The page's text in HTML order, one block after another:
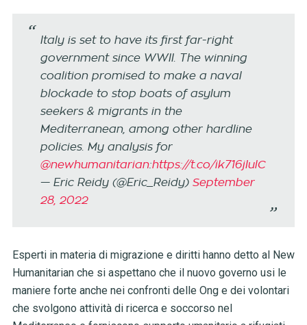
Italy is set to have its first far-right
government since WWII. The winning
coalition promised to make a naval
blockade to stop boats of asylum
seekers & migrants in the
Mediterranean, among other hardline
policies. My analysis for
@newhumanitarian:https://t.co/ik716jIulC
— Eric Reidy (@Eric_Reidy) September
28, 2022
Esperti in materia di migrazione e diritti hanno detto al New
Humanitarian che si aspettano che il nuovo governo usi le
maniere forte anche nei confronti delle Ong e dei volontari
che svolgono attività di ricerca e soccorso nel